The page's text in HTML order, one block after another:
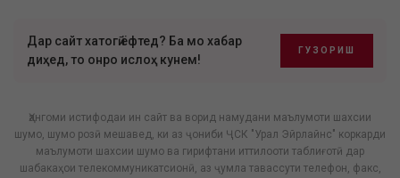
Дар сайт хатогӣ ёфтед? Ба мо хабар
диҳед, то онро ислоҳ кунем!
ГУЗОРИШ
Ҳангоми истифодаи ин сайт ва ворид намудани маълумоти шахсии
шумо, шумо розӣ мешавед, ки аз ҷониби ҶСК "Урал Эйрлайнс" коркарди
маълумоти шахсии шумо ва гирифтани иттилооти таблиғотӣ дар
шабакаҳои телекоммуникатсионӣ, аз ҷумла тавассути телефон, факс,